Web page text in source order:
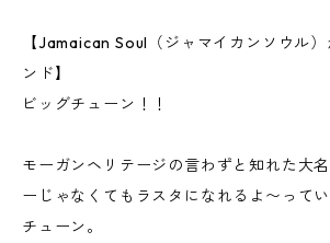
【Jamaican Soul（ジャマイカンソウル
ンド】
ビッグチューン！！
モーガンヘリテージの言わずと知れた大
ーじゃなくてもラスタになれるよ〜って
チューン。